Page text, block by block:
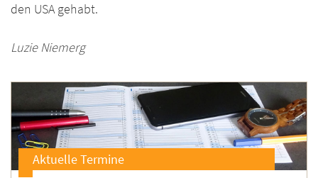
den USA gehabt.
Luzie Niemerg
Aktuelle Termine